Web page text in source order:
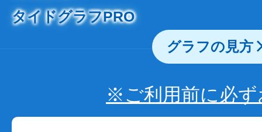
タイドグラフPRO
グラフの見方
※ご利用前に必